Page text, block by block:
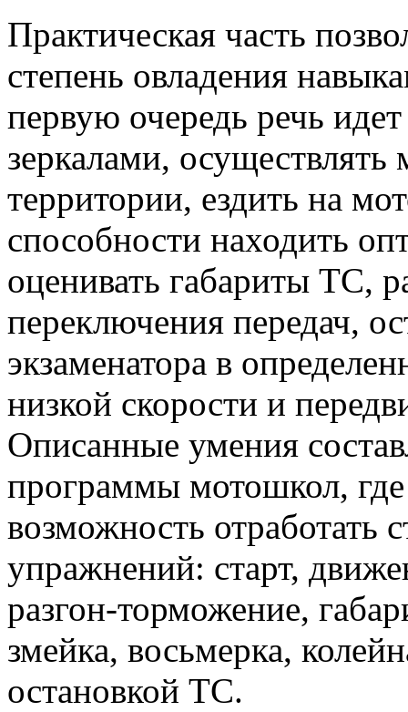
Практическая часть
степень овладения
первую очередь речь
зеркалами,
территории, ездить на
способности находить
оценивать габариты ТС,
переключения передач,
экзаменатора в
низкой скорости и
Описанные умения
программы мотошкол,
возможность отработать
упражнений: старт,
разгон-торможение,
змейка, восьмерка,
остановкой ТС.